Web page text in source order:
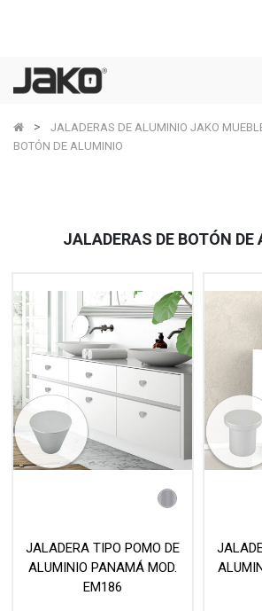
JALADERAS DE ALUMINIO JAKO
BOTÓN DE ALUMINIO
JALADERAS DE BOTÓN DE
JALADERA TIPO POMO DE
ALUMINIO PANAMÁ MOD.
EM186